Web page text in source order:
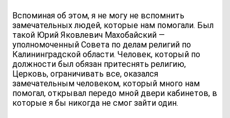
Вспоминая об этом, я не могу не вспомнить
замечательных людей, которые нам помогали. Был
такой Юрий Яковлевич Махобайский —
уполномоченный Совета по делам религий по
Калининградской области. Человек, который по
должности был обязан притеснять религию,
Церковь, ограничивать все, оказался
замечательным человеком, который много нам
помогал, открывал передо мной двери кабинетов, в
которые я бы никогда не смог зайти один.